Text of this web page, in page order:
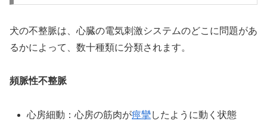
犬の不整脈は、心臓の電気刺激システムのどこに問題があ
るかによって、数十種類に分類されます。
頻脈性不整脈
心房細動：心房の筋肉が痙攣したように動く状態